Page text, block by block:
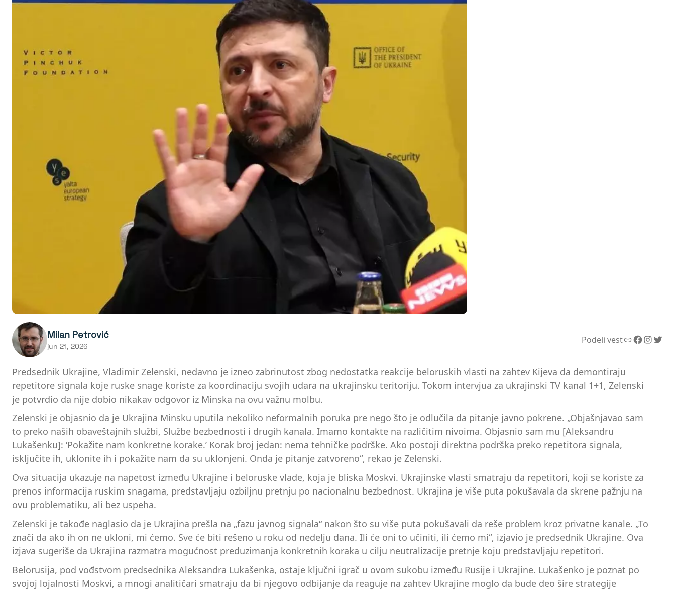
Milan Petrović
jun 21, 2026
Podeli vestLink Facebook InstagramTwitter
Predsednik Ukrajine, Vladimir Zelenski, nedavno je izneo zabrinutost zbog nedostatka reakcije beloruskih vlasti na zahtev Kijeva da demontiraju
repetitore signala koje ruske snage koriste za koordinaciju svojih udara na ukrajinsku teritoriju. Tokom intervjua za ukrajinski TV kanal 1+1, Zelenski
je potvrdio da nije dobio nikakav odgovor iz Minska na ovu važnu molbu.
Zelenski je objasnio da je Ukrajina Minsku uputila nekoliko neformalnih poruka pre nego što je odlučila da pitanje javno pokrene. „Objašnjavao sam
to preko naših obaveštajnih službi, Službe bezbednosti i drugih kanala. Imamo kontakte na različitim nivoima. Objasnio sam mu [Aleksandru
Lukašenku]: ‘Pokažite nam konkretne korake.’ Korak broj jedan: nema tehničke podrške. Ako postoji direktna podrška preko repetitora signala,
isključite ih, uklonite ih i pokažite nam da su uklonjeni. Onda je pitanje zatvoreno“, rekao je Zelenski.
Ova situacija ukazuje na napetost između Ukrajine i beloruske vlade, koja je bliska Moskvi. Ukrajinske vlasti smatraju da repetitori, koji se koriste za
prenos informacija ruskim snagama, predstavljaju ozbiljnu pretnju po nacionalnu bezbednost. Ukrajina je više puta pokušavala da skrene pažnju na
ovu problematiku, ali bez uspeha.
Zelenski je takođe naglasio da je Ukrajina prešla na „fazu javnog signala“ nakon što su više puta pokušavali da reše problem kroz privatne kanale. „To
znači da ako ih on ne ukloni, mi ćemo. Sve će biti rešeno u roku od nedelju dana. Ili će oni to učiniti, ili ćemo mi“, izjavio je predsednik Ukrajine. Ova
izjava sugeriše da Ukrajina razmatra mogućnost preduzimanja konkretnih koraka u cilju neutralizacije pretnje koju predstavljaju repetitori.
Belorusija, pod vođstvom predsednika Aleksandra Lukašenka, ostaje ključni igrač u ovom sukobu između Rusije i Ukrajine. Lukašenko je poznat po
svojoj lojalnosti Moskvi, a mnogi analitičari smatraju da bi njegovo odbijanje da reaguje na zahtev Ukrajine moglo da bude deo šire strategije